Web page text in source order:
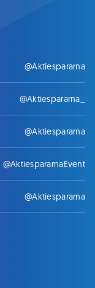
@Aktiespararna
@Aktiespararna_
@Aktiespararna
@AktiespararnaEvent
@Aktiespararna